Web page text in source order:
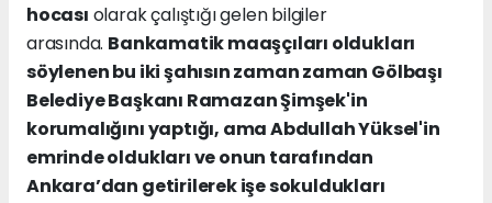
hocası olarak çalıştığı gelen bilgiler
arasında. Bankamatik maaşçıları oldukları
söylenen bu iki şahısın zaman zaman Gölbaşı
Belediye Başkanı Ramazan Şimşek'in
korumalığını yaptığı, ama Abdullah Yüksel'in
emrinde oldukları ve onun tarafından
Ankara’dan getirilerek işe sokuldukları